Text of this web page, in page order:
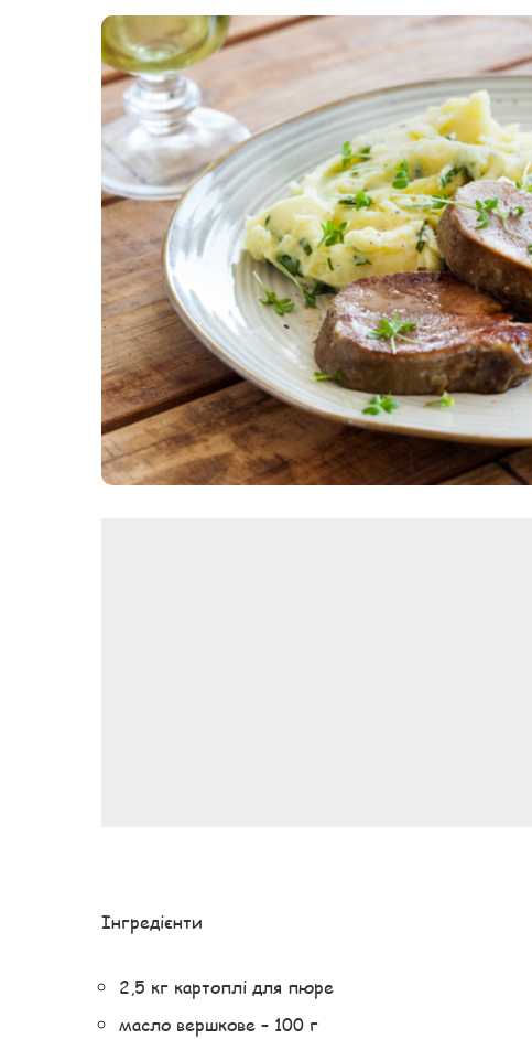
Мясо по-французьки
Шинка
Рецепти із фаршу
Інгредієнти
2,5 кг картоплі для пюре
масло вершкове – 100 г